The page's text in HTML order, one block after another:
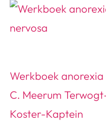
Werkboek
C. Meerum
Koster-Kaptein